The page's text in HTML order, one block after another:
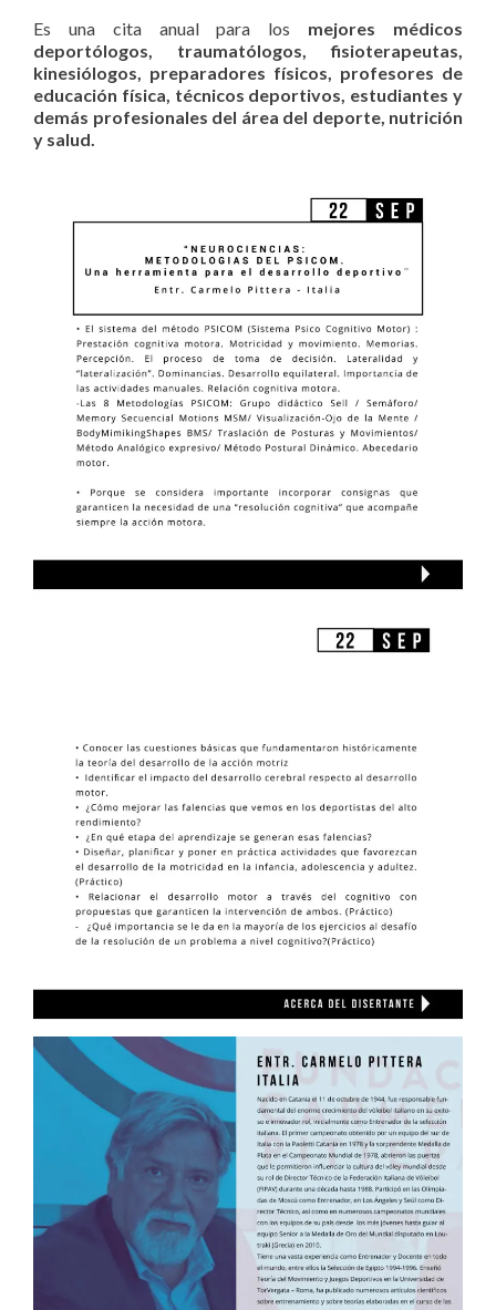
Es una cita anual para los mejores médicos
deportólogos, traumatólogos, fisioterapeutas,
kinesiólogos, preparadores físicos, profesores de
educación física, técnicos deportivos, estudiantes y
demás profesionales del área del deporte, nutrición
y salud.